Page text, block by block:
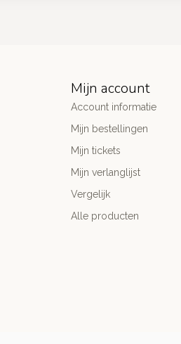
Mijn account
Account informatie
Mijn bestellingen
Mijn tickets
Mijn verlanglijst
Vergelijk
Alle producten